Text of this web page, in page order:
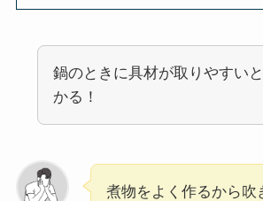
鍋のときに具材が取りやすい
かる！
煮物をよく作るから吹